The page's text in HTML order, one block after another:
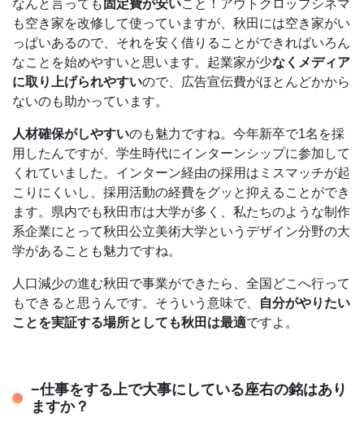
なんと言っても 固定費が安いこと！アウトクロップシネマ
も空き家を改修して使っていますが、秋田には空き家がい
っぱいあるので、それを安く借りることができればいろん
なことを始めやすいと思います。起業家が少なくメディア
に取り上げられやすいので、広告宣伝費がほとんどかから
ないのも助かっています。
人材確保がしやすいのも魅力ですね。今年新卒で1名を採
用したんですが、学生時代にインターンシップに参加して
くれていました。インターン経由の採用はミスマッチが起
こりにくいし、採用活動の経費をグッと抑えることができ
ます。県内でも秋田市は大学が多く、私たちのような制作
系企業にとって秋田公立美術大学というデザイン分野の大
学があることも魅力ですね。
人口減少の進む秋田で事業ができたら、全国どこへ行って
もできると思うんです。そういう意味で、
自分がやりたい
ことを実証する場所としても秋田は最適ですよ。
−仕事をする上で大事にしている座右の銘はあり
ますか？